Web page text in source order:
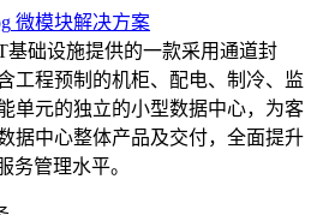
微模块解决方案
基础设施提供的一款采用通道封
工程预制的机柜、配电、制冷、监
单元的独立的小型数据中心，为客
据中心整体产品及交付，全面提升
务管理水平。